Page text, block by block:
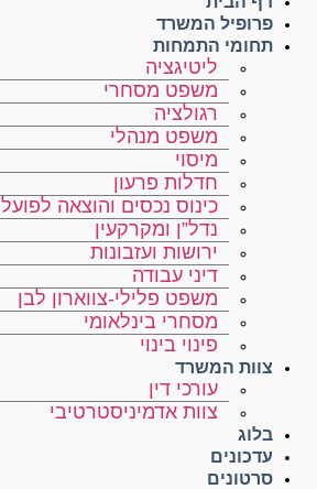
פרופיל המשרד
תחומי התמחות
ליטיגציה
משפט מסחרי
רגולציה
משפט מנהלי
מיסוי
חדלות פרעון
כינוס נכסים והוצאה לפועל
נדל”ן ומקרקעין
ירושות ועזבונות
דיני עבודה
משפט פלילי-צווארון לבן
מסחרי בינלאומי
פינוי בינוי
צוות המשרד
עורכי דין
צוות אדמיניסטרטיבי
בלוג
עדכונים
סרטונים